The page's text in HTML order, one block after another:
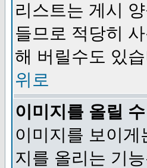
리스트는 게시
들므로 적당히
해 버릴수도 있
위로
이미지를 올릴
이미지를 보이
지를 올리는 기